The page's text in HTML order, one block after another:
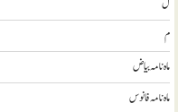
ل
م
ماہ نامہ بیاض
ماہ نامہ فانوس